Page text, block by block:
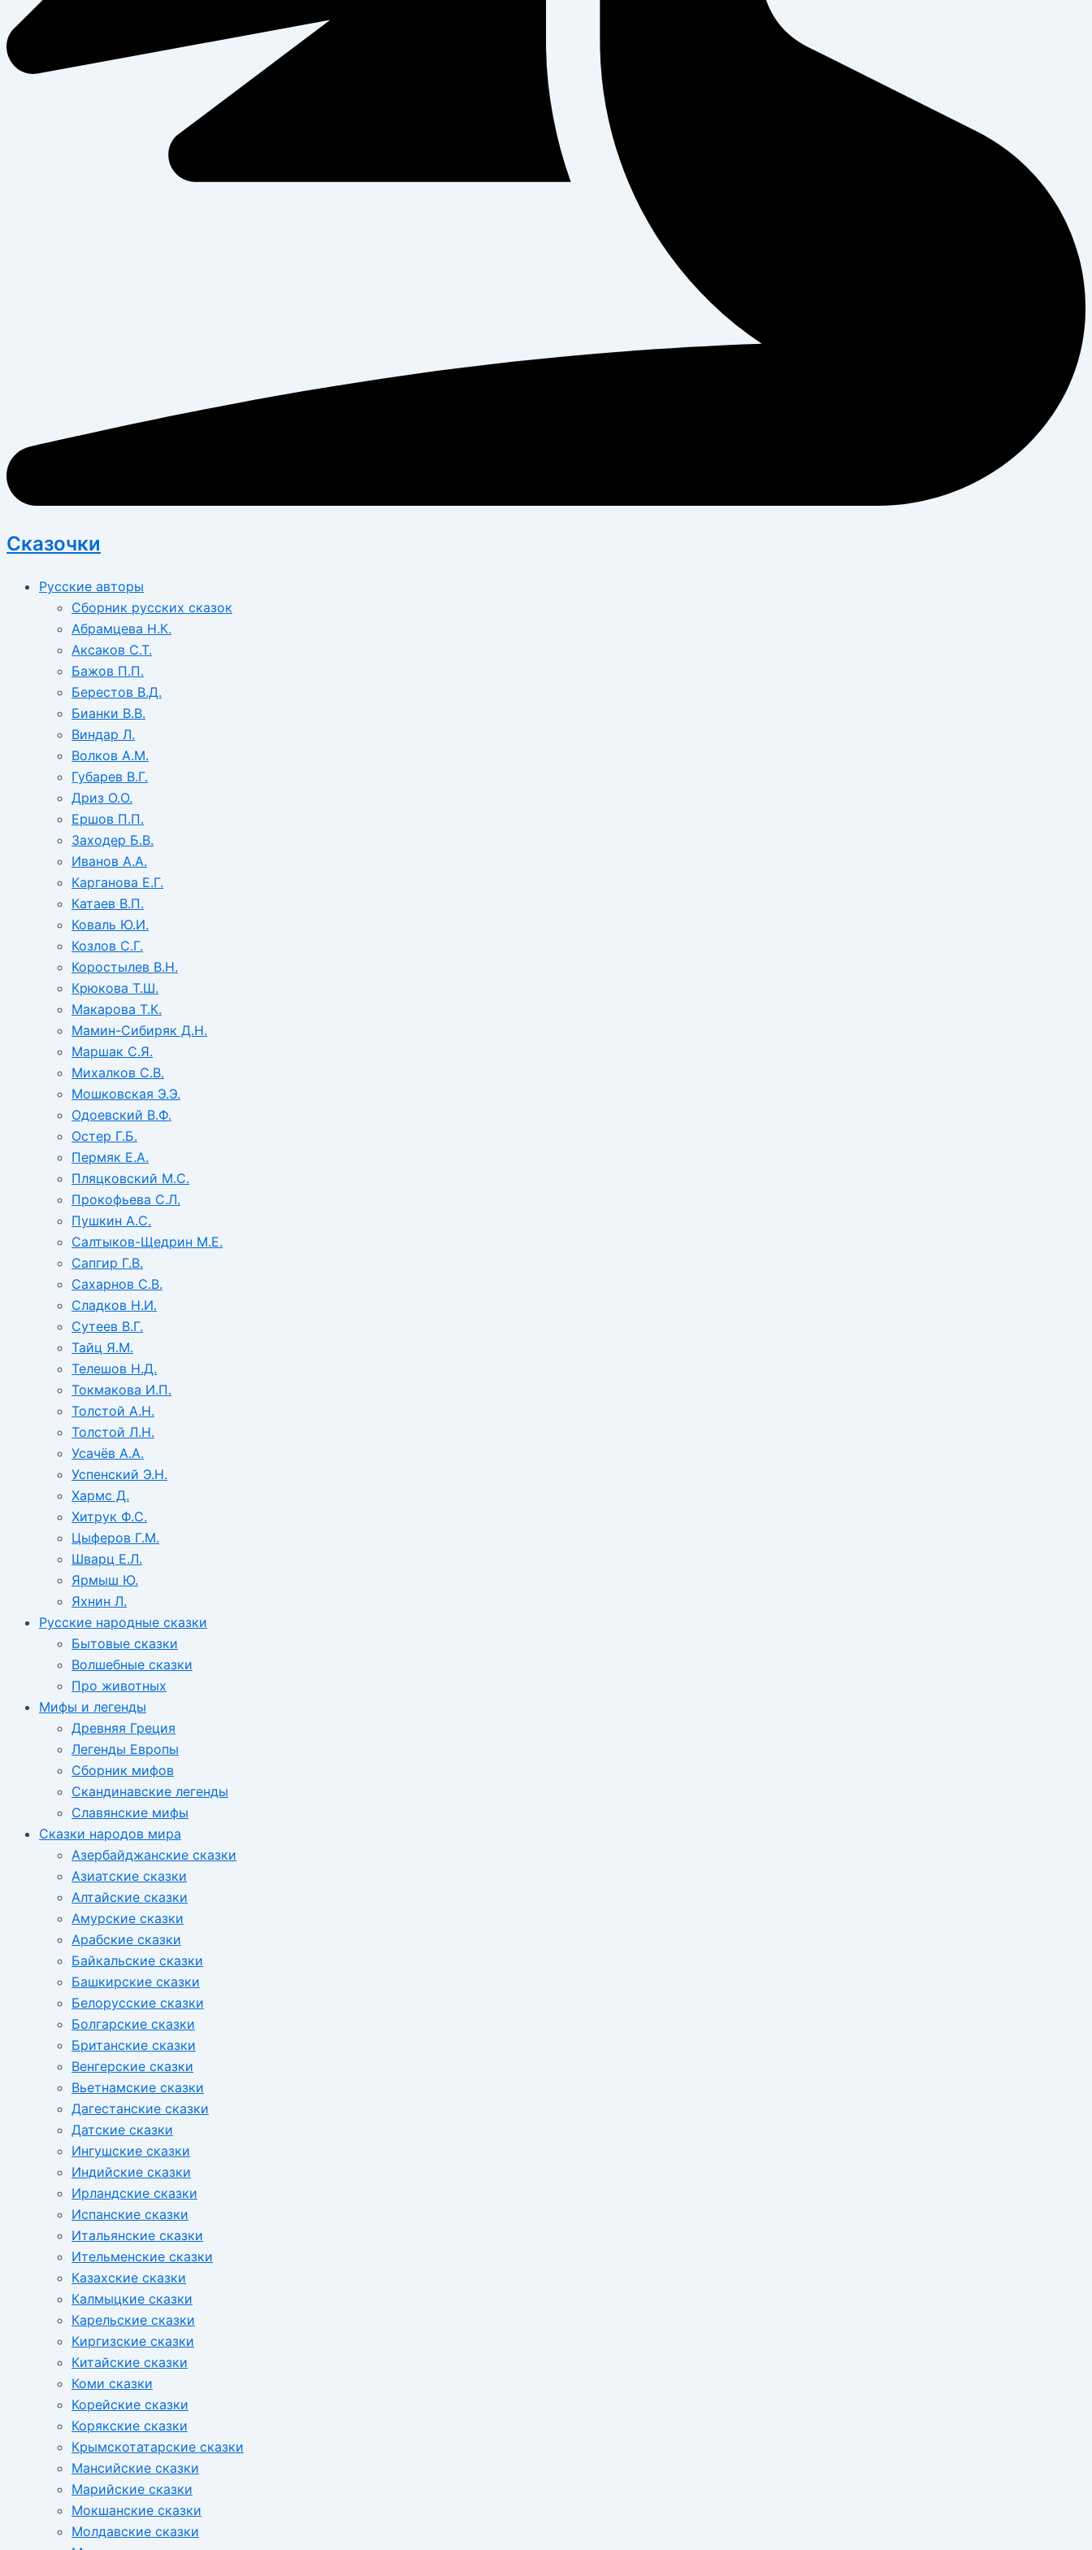
Сказочки
Русские авторы
Сборник русских сказок
Абрамцева Н.К.
Аксаков С.Т.
Бажов П.П.
Берестов В.Д.
Бианки В.В.
Виндар Л.
Волков А.М.
Губарев В.Г.
Дриз О.О.
Ершов П.П.
Заходер Б.В.
Иванов А.А.
Карганова Е.Г.
Катаев В.П.
Коваль Ю.И.
Козлов С.Г.
Коростылев В.Н.
Крюкова Т.Ш.
Макарова Т.К.
Мамин-Сибиряк Д.Н.
Маршак С.Я.
Михалков С.В.
Мошковская Э.Э.
Одоевский В.Ф.
Остер Г.Б.
Пермяк Е.А.
Пляцковский М.С.
Прокофьева С.Л.
Пушкин А.С.
Салтыков-Щедрин М.Е.
Сапгир Г.В.
Сахарнов С.В.
Сладков Н.И.
Сутеев В.Г.
Тайц Я.М.
Телешов Н.Д.
Токмакова И.П.
Толстой А.Н.
Толстой Л.Н.
Усачёв А.А.
Успенский Э.Н.
Хармс Д.
Хитрук Ф.С.
Цыферов Г.М.
Шварц Е.Л.
Ярмыш Ю.
Яхнин Л.
Русские народные сказки
Бытовые сказки
Волшебные сказки
Про животных
Мифы и легенды
Древняя Греция
Легенды Европы
Сборник мифов
Скандинавские легенды
Славянские мифы
Сказки народов мира
Азербайджанские сказки
Азиатские сказки
Алтайские сказки
Амурские сказки
Арабские сказки
Байкальские сказки
Башкирские сказки
Белорусские сказки
Болгарские сказки
Британские сказки
Венгерские сказки
Вьетнамские сказки
Дагестанские сказки
Датские сказки
Ингушские сказки
Индийские сказки
Ирландские сказки
Испанские сказки
Итальянские сказки
Ительменские сказки
Казахские сказки
Калмыцкие сказки
Карельские сказки
Киргизские сказки
Китайские сказки
Коми сказки
Корейские сказки
Корякские сказки
Крымскотатарские сказки
Мансийские сказки
Марийские сказки
Мокшанские сказки
Молдавские сказки